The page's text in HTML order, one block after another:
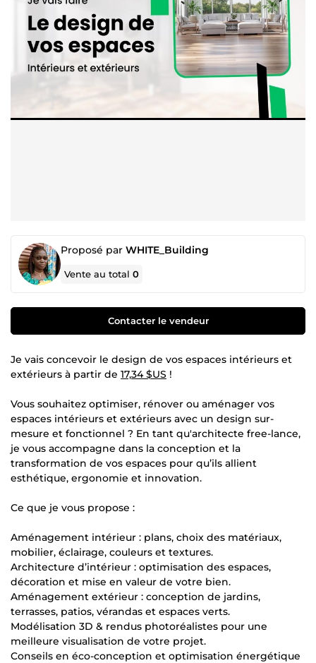
Proposé par WHITE_Building
Vente au total0
Contacter le vendeur
Je vais concevoir le design de vos espaces intérieurs et
extérieurs à partir de 17,34 $US !
Vous souhaitez optimiser, rénover ou aménager vos
espaces intérieurs et extérieurs avec un design sur-
mesure et fonctionnel ? En tant qu'architecte free-lance,
je vous accompagne dans la conception et la
transformation de vos espaces pour qu’ils allient
esthétique, ergonomie et innovation.
Ce que je vous propose :
Aménagement intérieur : plans, choix des matériaux,
mobilier, éclairage, couleurs et textures.
Architecture d’intérieur : optimisation des espaces,
décoration et mise en valeur de votre bien.
Aménagement extérieur : conception de jardins,
terrasses, patios, vérandas et espaces verts.
Modélisation 3D & rendus photoréalistes pour une
meilleure visualisation de votre projet.
Conseils en éco-conception et optimisation énergétique